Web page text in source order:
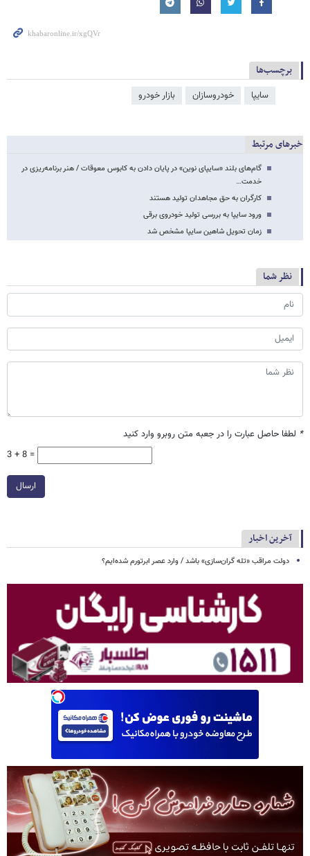
برچسب‌ها
سایپا خودروسازان بازار خودرو
خبرهای مرتبط
گام‌های بلند «سایپای نوین» در پایان دادن به کابوس معوقات / هنر برنامه‌ریزی در
خدمت…
کارگران به حق مجاهدان تولید هستند
ورود سایپا به بررسی تولید خودروی برقی
زمان تحویل شاهین سایپا مشخص شد
نظر شما
* لطفا حاصل عبارت را در جعبه متن روبرو وارد کنید
3 + 8 =
ارسال
آخرین اخبار
دولت مراقب «تله گران‌سازی» باشد / وارد عصر ابرتورم شده‌ایم؟